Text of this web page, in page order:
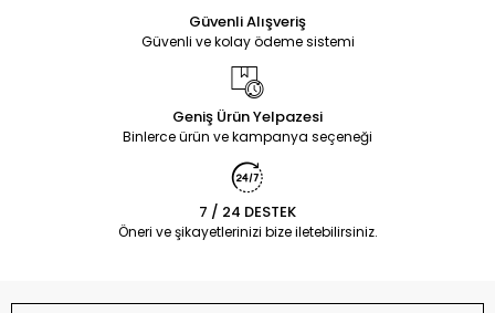
Güvenli Alışveriş
Güvenli ve kolay ödeme sistemi
Geniş Ürün Yelpazesi
Binlerce ürün ve kampanya seçeneği
7 / 24 DESTEK
Öneri ve şikayetlerinizi bize iletebilirsiniz.